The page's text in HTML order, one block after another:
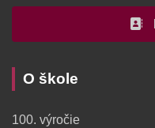
O škole
100. výročie